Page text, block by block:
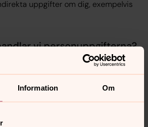
Information Om
uppgifter om dig, exempelvis
vi personuppgifterna?
så länge du väljer att
nyhetsbrev. När du väljer att
raderas dina sparade